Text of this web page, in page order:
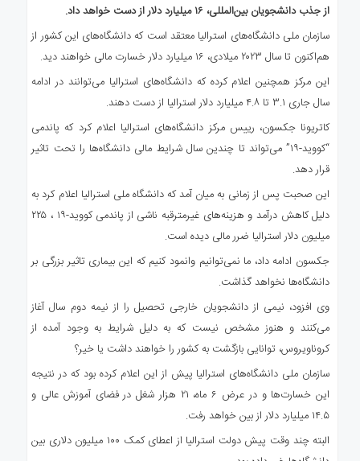
از جذب دانشجویان بین‌المللی، ۱۶ میلیارد دلار از دست خواهد داد.
سازمان ملی دانشگاه‌های استرالیا معتقد است که دانشگاه‌های این کشور از
هم‌اکنون تا سال ۲۰۲۳ میلادی، ۱۶ میلیارد دلار خسارت مالی خواهند دید.
این مرکز همچنین اعلام کرده که دانشگاه‌های استرالیا می‌توانند در ادامه
سال جاری ۳.۱ تا ۴.۸ میلیارد دلار استرالیا از دست دهند.
کاتریونا جکسون، رییس مرکز دانشگاه‌های استرالیا اعلام کرد که پاندمی
“کووید-۱۹” می‌تواند تا چندین سال شرایط مالی دانشگاه‌ها را تحت تاثیر
قرار دهد.
این صحبت پس از زمانی به میان آمد که دانشگاه ملی استرالیا اعلام کرد به
دلیل کاهش درآمد و هزینه‌های غیرمترقبه ناشی از پاندمی کووید-۱۹ ، ۲۲۵
میلیون دلار استرالیا ضرر مالی دیده است.
جکسون ادامه داد، ما نمی‌توانیم وانمود کنیم که این بیماری تاثیر بزرگی بر
دانشگاه‌ها نخواهد گذاشت.
وی افزود، نیمی از دانشجویان خارجی تحصیل را از نیمه دوم سال آغاز
می‌کنند و هنوز مشخص نیست که به دلیل شرایط به وجود آمده از
کروناویروس، توانایی بازگشت به کشور را خواهند داشت یا خیر؟
سازمان ملی دانشگاه‌های استرالیا پیش از این اعلام کرده بود که در نتیجه
این خسارت‌ها و در عرض ۶ ماه، ۲۱ هزار شغل در فضای آموزش عالی و
۱۴.۵ میلیارد دلار از بین خواهد رفت.
البته چند وقت پیش دولت استرالیا از اعطای کمک ۱۰۰ میلیون دلاری بین